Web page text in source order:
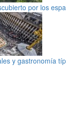
por los
y gastronomía